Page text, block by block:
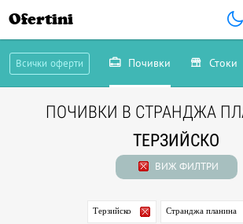
Ofertini
Всички оферти Почивки Стоки
ПОЧИВКИ В СТРАНДЖА
ТЕРЗИЙСКО
ВИЖ ФИЛТРИ
Терзийско Странджа планина